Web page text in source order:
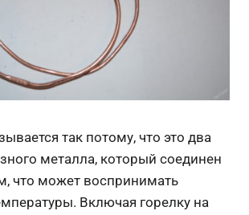
так потому, что это два
металла, который соединен
что может воспринимать
Включая горелку на